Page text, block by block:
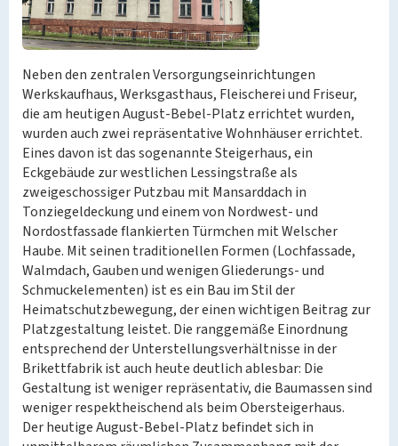
Neben den zentralen Versorgungseinrichtungen
Werkskaufhaus, Werksgasthaus, Fleischerei und Friseur,
die am heutigen August-Bebel-Platz errichtet wurden,
wurden auch zwei repräsentative Wohnhäuser errichtet.
Eines davon ist das sogenannte Steigerhaus, ein
Eckgebäude zur westlichen Lessingstraße als
zweigeschossiger Putzbau mit Mansarddach in
Tonziegeldeckung und einem von Nordwest- und
Nordostfassade flankierten Türmchen mit Welscher
Haube. Mit seinen traditionellen Formen (Lochfassade,
Walmdach, Gauben und wenigen Gliederungs- und
Schmuckelementen) ist es ein Bau im Stil der
Heimatschutzbewegung, der einen wichtigen Beitrag zur
Platzgestaltung leistet. Die ranggemäße Einordnung
entsprechend der Unterstellungsverhältnisse in der
Brikettfabrik ist auch heute deutlich ablesbar: Die
Gestaltung ist weniger repräsentativ, die Baumassen sind
weniger respektheischend als beim Obersteigerhaus.
Der heutige August-Bebel-Platz befindet sich in